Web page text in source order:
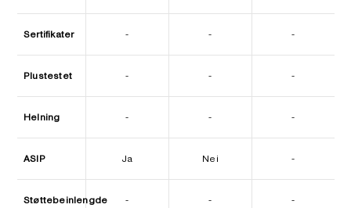
Sertifikater - - -
Plustestet - - -
Helning - - -
ASIP Ja Nei -
Støttebeinlengde - - -